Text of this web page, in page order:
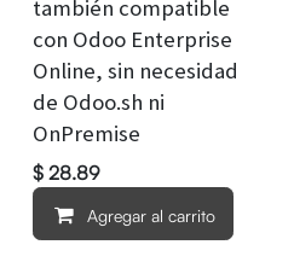
también compatible
con Odoo Enterprise
Online, sin necesidad
de Odoo.sh ni
OnPremise
$ 28.89
Agregar al carrito